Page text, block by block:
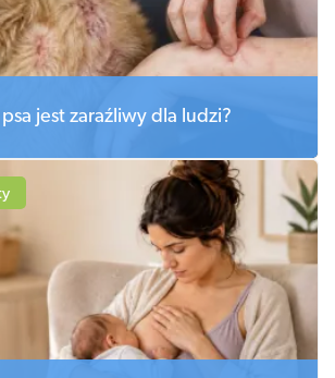
jest zaraźliwy dla ludzi?